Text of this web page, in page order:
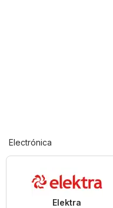
Electrónica
Elektra